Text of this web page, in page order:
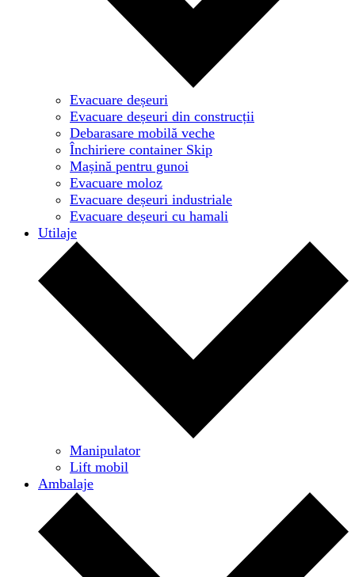
Evacuare deșeuri
Evacuare deșeuri din construcții
Debarasare mobilă veche
Închiriere container Skip
Mașină pentru gunoi
Evacuare moloz
Evacuare deșeuri industriale
Evacuare deșeuri cu hamali
Utilaje
Manipulator
Lift mobil
Ambalaje